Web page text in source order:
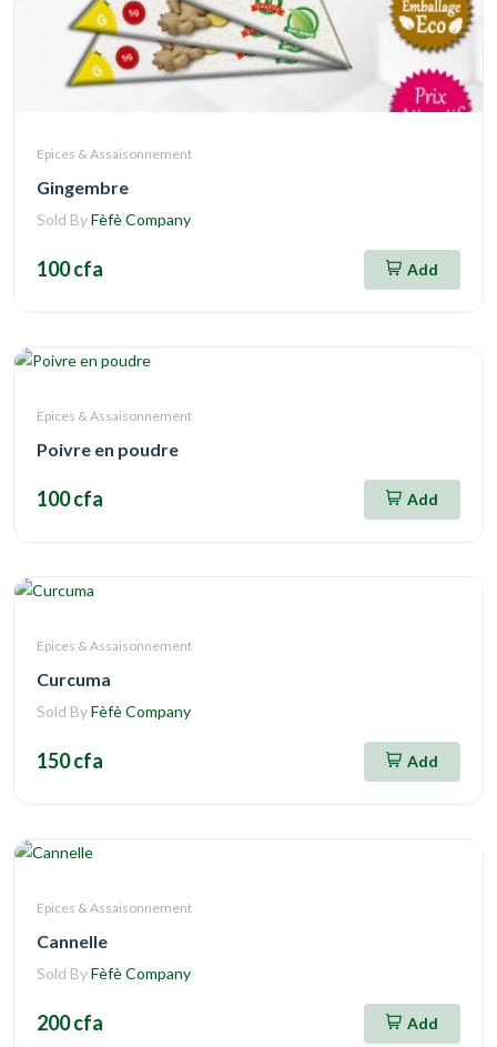
Epices & Assaisonnement
Gingembre
Sold ByFèfè Company
100 cfa Add
Epices & Assaisonnement
Poivre en poudre
100 cfa Add
Epices & Assaisonnement
Curcuma
Sold ByFèfè Company
150 cfa Add
Epices & Assaisonnement
Cannelle
Sold ByFèfè Company
200 cfa Add